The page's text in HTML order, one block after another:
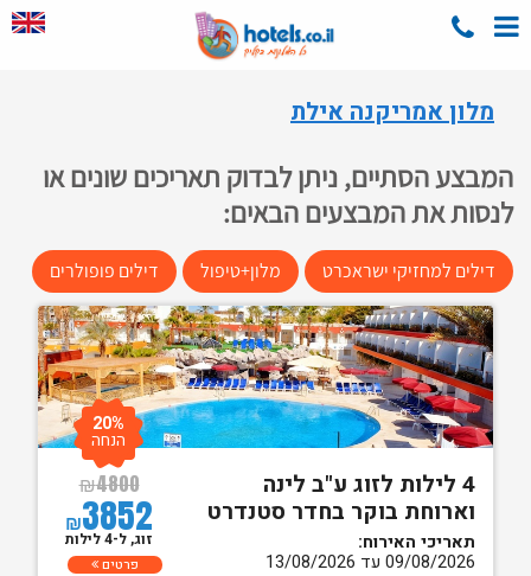
מלון אמריקנה אילת
המבצע הסתיים, ניתן לבדוק תאריכים שונים או
לנסות את המבצעים הבאים:
דילים למחזיקי ישראכרט מלון+טיפול דילים פופולרים
4 לילות לזוג ע"ב לינה
וארוחת בוקר בחדר סטנדרט
תאריכי האירוח:
09/08/2026 עד 13/08/2026
₪4800
₪3852
20%
הנחה
זוג, ל-4 לילות
פרטים